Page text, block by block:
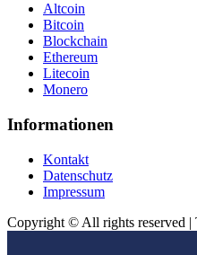
Altcoin
Bitcoin
Blockchain
Ethereum
Litecoin
Monero
Informationen
Kontakt
Datenschutz
Impressum
Copyright © All rights reserved |